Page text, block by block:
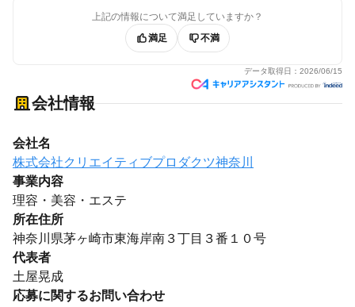
上記の情報について満足していますか？
満足
不満
データ取得日： 2026/06/15
会社情報
会社名
株式会社クリエイティブプロダクツ神奈川
事業内容
理容・美容・エステ
所在住所
神奈川県茅ヶ崎市東海岸南３丁目３番１０号
代表者
土屋晃成
応募に関するお問い合わせ